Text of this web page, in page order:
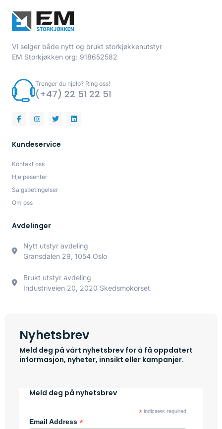
Vi selger både nytt og brukt storkjøkkenutstyr
EM Storkjøkken org: 918652582
Trenger du hjelp? Ring oss!
(+47) 22 51 22 51
Kundeservice
Kontakt oss
Hjelpesenter
Salgsbetingelser
Om oss
Avdelinger
Nytt utstyr avdeling
Gransdalen 29, 1054 Oslo
Brukt utstyr avdeling
Industriveien 20, 2020 Skedsmokorset
Nyhetsbrev
Meld deg på vårt nyhetsbrev for å få oppdatert
informasjon, nyheter, innsikt eller kampanjer.
Meld deg på nyhetsbrev
*indicates required
Email Address *